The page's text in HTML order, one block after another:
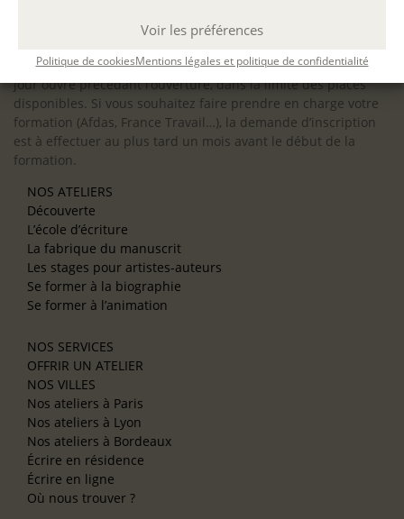
Voir les préférences
Politique de cookiesMentions légales et politique de confidentialité
supports, accessibilité de nos salles).
inscriptions à nos activités sont ouvertes jusqu’au dernier
jour ouvré précédant l’ouverture, dans la limite des places
disponibles. Si vous souhaitez faire prendre en charge votre
formation (Afdas, France Travail…), la demande d’inscription
est à effectuer au plus tard un mois avant le début de la
formation.
NOS ATELIERS
Découverte
L’école d’écriture
La fabrique du manuscrit
Les stages pour artistes-auteurs
Se former à la biographie
Se former à l’animation
NOS SERVICES
OFFRIR UN ATELIER
NOS VILLES
Nos ateliers à Paris
Nos ateliers à Lyon
Nos ateliers à Bordeaux
Écrire en résidence
Écrire en ligne
Où nous trouver ?